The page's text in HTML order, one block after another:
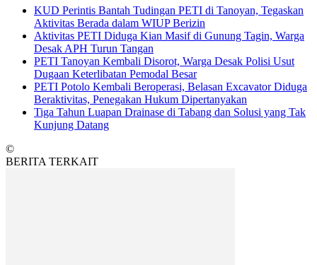
KUD Perintis Bantah Tudingan PETI di Tanoyan, Tegaskan
Aktivitas Berada dalam WIUP Berizin
Aktivitas PETI Diduga Kian Masif di Gunung Tagin, Warga
Desak APH Turun Tangan
PETI Tanoyan Kembali Disorot, Warga Desak Polisi Usut
Dugaan Keterlibatan Pemodal Besar
PETI Potolo Kembali Beroperasi, Belasan Excavator Diduga
Beraktivitas, Penegakan Hukum Dipertanyakan
Tiga Tahun Luapan Drainase di Tabang dan Solusi yang Tak
Kunjung Datang
©
BERITA TERKAIT